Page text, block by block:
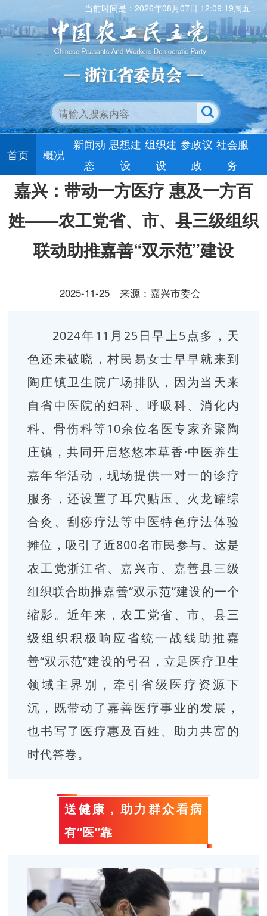
当前时间是：2026年08月07日 12:09:19周五
首页 概况
新闻动
态
思想建
设
组织建
设
参政议
政
社会服
务
嘉兴：带动一方医疗 惠及一方百
姓——农工党省、市、县三级组织
联动助推嘉善“双示范”建设
2025-11-25 来源：嘉兴市委会
2024年11月25日早上5点多，天
色还未破晓，村民易女士早早就来到
陶庄镇卫生院广场排队，因为当天来
自省中医院的妇科、呼吸科、消化内
科、骨伤科等10余位名医专家齐聚陶
庄镇，共同开启悠悠本草香·中医养生
嘉年华活动，现场提供一对一的诊疗
服务，还设置了耳穴贴压、火龙罐综
合灸、刮痧疗法等中医特色疗法体验
摊位，吸引了近800名市民参与。这是
农工党浙江省、嘉兴市、嘉善县三级
组织联合助推嘉善“双示范”建设的一个
缩影。近年来，农工党省、市、县三
级组织积极响应省统一战线助推嘉
善“双示范”建设的号召，立足医疗卫生
领域主界别，牵引省级医疗资源下
沉，既带动了嘉善医疗事业的发展，
也书写了医疗惠及百姓、助力共富的
时代答卷。
送健康，助力群众看病
有“医”靠